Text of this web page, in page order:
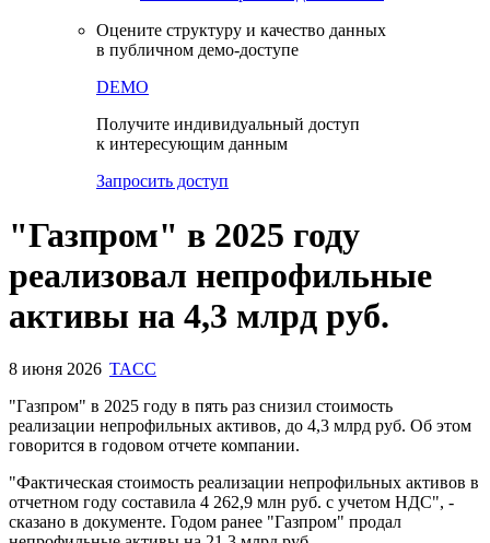
Готовые модули интеграции
Документация
в публичном демо-доступе
Запросить доступ
"Газпром" в 2025 году
активы на 4,3 млрд руб.
8 июня 2026 TACC
"Газпром" в 2025 году в пять раз снизил стоимость
реализации непрофильных активов, до 4,3 млрд руб. Об этом
говорится в годовом отчете компании.